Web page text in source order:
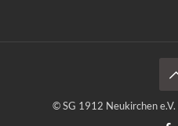
© SG 1912 Neukirchen e.V. |